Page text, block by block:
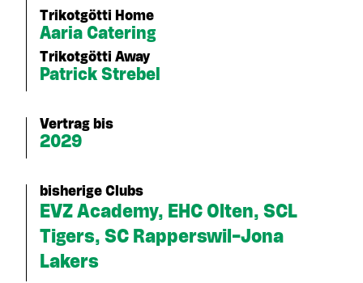
Trikotgötti Home
Aaria Catering
Trikotgötti Away
Patrick Strebel
Vertrag bis
2029
bisherige Clubs
EVZ Academy, EHC Olten, SCL
Tigers, SC Rapperswil-Jona
Lakers